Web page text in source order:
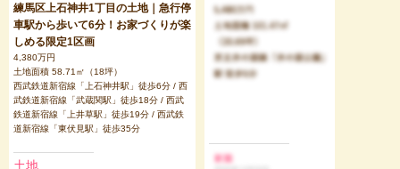
練馬区上石神井1丁目の土地｜急行停
車駅から歩いて6分！お家づくりが楽
しめる限定1区画
4,380万円
土地面積 58.71㎡（18坪）
西武鉄道新宿線「上石神井駅」徒歩6分 / 西
武鉄道新宿線「武蔵関駅」徒歩18分 / 西武
鉄道新宿線「上井草駅」徒歩19分 / 西武鉄
道新宿線「東伏見駅」徒歩35分
土地